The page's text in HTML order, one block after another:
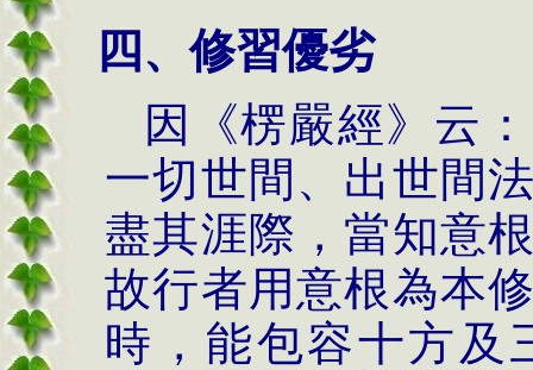
四、修習優劣
因《楞嚴經》云
一切世間、出世間
盡其涯際，當知意
故行者用意根為本
時，能包容十方及